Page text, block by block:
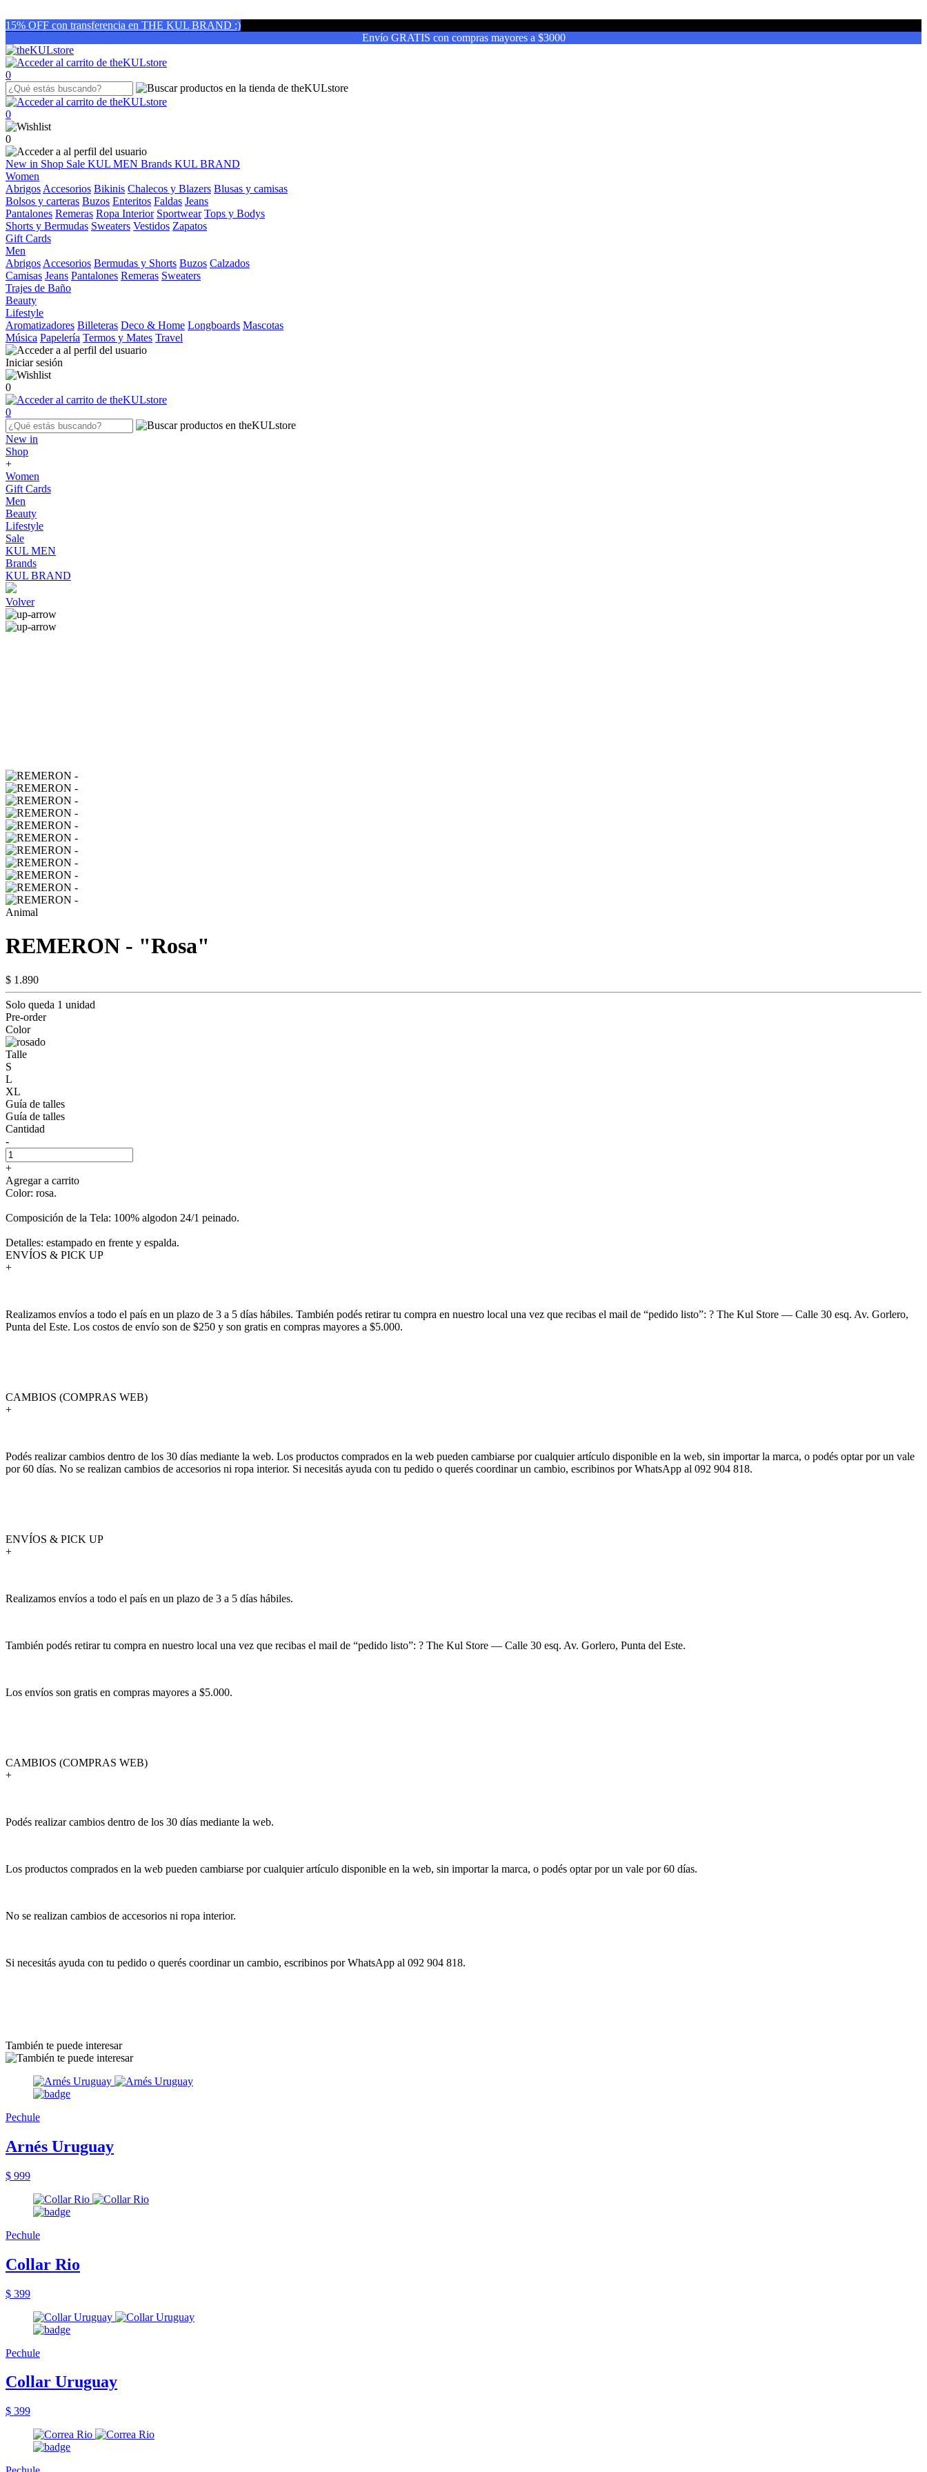
15% OFF con transferencia en THE KUL BRAND :)
Envío GRATIS con compras mayores a $3000
0
0
0
New in Shop Sale KUL MEN Brands KUL BRAND
Women
Abrigos Accesorios Bikinis Chalecos y Blazers Blusas y camisas
Bolsos y carteras Buzos Enteritos Faldas Jeans
Pantalones Remeras Ropa Interior Sportwear Tops y Bodys
Shorts y Bermudas Sweaters Vestidos Zapatos
Gift Cards
Men
Abrigos Accesorios Bermudas y Shorts Buzos Calzados
Camisas Jeans Pantalones Remeras Sweaters
Trajes de Baño
Beauty
Lifestyle
Aromatizadores Billeteras Deco & Home Longboards Mascotas
Música Papelería Termos y Mates Travel
Iniciar sesión
0
0
New in
Shop
+
Women
Gift Cards
Men
Beauty
Lifestyle
Sale
KUL MEN
Brands
KUL BRAND
Volver
Animal
REMERON - "Rosa"
$ 1.890
Solo queda 1 unidad
Pre-order
Color
Talle
S
L
XL
Guía de talles
Guía de talles
Cantidad
-
+
Agregar a carrito
Color: rosa.
Composición de la Tela: 100% algodon 24/1 peinado.
Detalles: estampado en frente y espalda.
ENVÍOS & PICK UP
+
Realizamos envíos a todo el país en un plazo de 3 a 5 días hábiles. También podés retirar tu compra en nuestro local una vez que recibas el mail de “pedido listo”: ? The Kul Store — Calle 30 esq. Av. Gorlero,
Punta del Este. Los costos de envío son de $250 y son gratis en compras mayores a $5.000.
CAMBIOS (COMPRAS WEB)
+
Podés realizar cambios dentro de los 30 días mediante la web. Los productos comprados en la web pueden cambiarse por cualquier artículo disponible en la web, sin importar la marca, o podés optar por un vale
por 60 días. No se realizan cambios de accesorios ni ropa interior. Si necesitás ayuda con tu pedido o querés coordinar un cambio, escribinos por WhatsApp al 092 904 818.
ENVÍOS & PICK UP
+
Realizamos envíos a todo el país en un plazo de 3 a 5 días hábiles.
También podés retirar tu compra en nuestro local una vez que recibas el mail de “pedido listo”: ? The Kul Store — Calle 30 esq. Av. Gorlero, Punta del Este.
Los envíos son gratis en compras mayores a $5.000.
CAMBIOS (COMPRAS WEB)
+
Podés realizar cambios dentro de los 30 días mediante la web.
Los productos comprados en la web pueden cambiarse por cualquier artículo disponible en la web, sin importar la marca, o podés optar por un vale por 60 días.
No se realizan cambios de accesorios ni ropa interior.
Si necesitás ayuda con tu pedido o querés coordinar un cambio, escribinos por WhatsApp al 092 904 818.
También te puede interesar
Pechule
Arnés Uruguay
$ 999
Pechule
Collar Rio
$ 399
Pechule
Collar Uruguay
$ 399